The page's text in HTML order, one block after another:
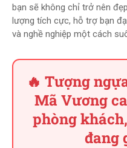
bạn sẽ không chỉ trở nên
lượng tích cực, hỗ trợ bạn
và nghề nghiệp một cách
🔥 Tượng
Mã Vương
phòng
đang